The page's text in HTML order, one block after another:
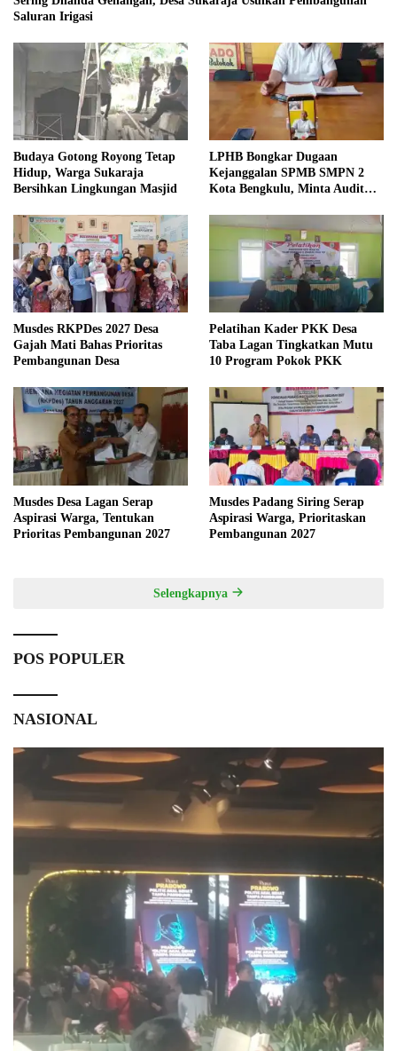
Saluran Irigasi
Budaya Gotong Royong Tetap
Hidup, Warga Sukaraja
Bersihkan Lingkungan Masjid
LPHB Bongkar Dugaan
Kejanggalan SPMB SMPN 2
Kota Bengkulu, Minta Audit
Musdes RKPDes 2027 Desa
Gajah Mati Bahas Prioritas
Pembangunan Desa
Pelatihan Kader PKK Desa
Taba Lagan Tingkatkan Mutu
10 Program Pokok PKK
Musdes Desa Lagan Serap
Aspirasi Warga, Tentukan
Prioritas Pembangunan 2027
Musdes Padang Siring Serap
Aspirasi Warga, Prioritaskan
Pembangunan 2027
Selengkapnya
POS POPULER
NASIONAL